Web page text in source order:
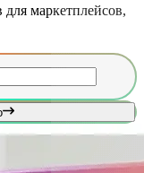
маркетплейсов,